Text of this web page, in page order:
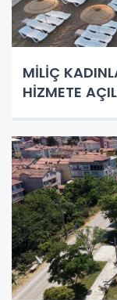
MİLİÇ
HİZMETE